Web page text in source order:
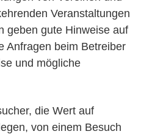
Veranstaltungen
geben gute Hinweise auf
Anfragen beim Betreiber
und mögliche
die Wert auf
von einem Besuch